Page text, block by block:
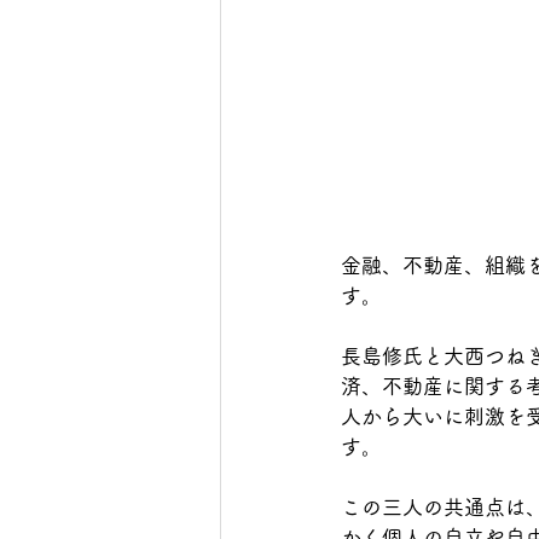
金融、不動産、組織
す。
長島修氏と大西つね
済、不動産に関する
人から大いに刺激を
す。
この三人の共通点は